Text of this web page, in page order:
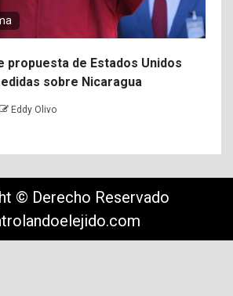
propuesta de Estados Unidos
sobre Nicaragua
Eddy Olivo
© Derecho Reservado